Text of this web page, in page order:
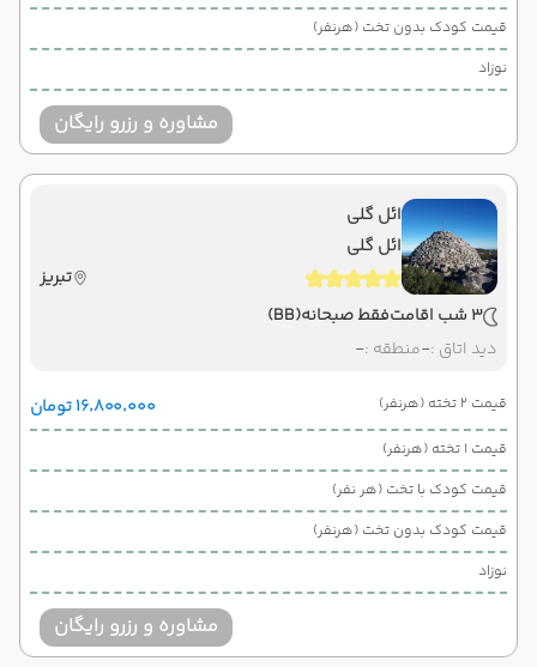
قیمت کودک بدون تخت (هرنفر)
نوزاد
مشاوره و رزرو رایگان
ائل گلی
ائل گلی
تبریز
3 شب اقامت
فقط صبحانه(BB)
دید اتاق :-منطقه :-
قیمت 2 تخته (هرنفر) ۱۶٬۸۰۰٬۰۰۰ تومان
قیمت 1 تخته (هرنفر)
قیمت کودک با تخت (هر نفر)
قیمت کودک بدون تخت (هرنفر)
نوزاد
مشاوره و رزرو رایگان